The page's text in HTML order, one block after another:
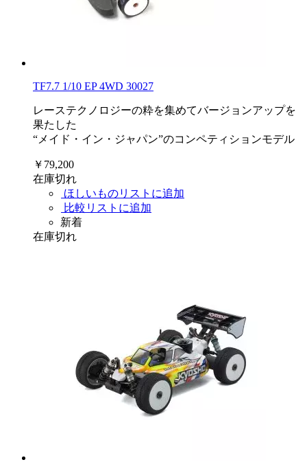
TF7.7 1/10 EP 4WD 30027
レーステクノロジーの粋を集めてバージョンアップを
果たした
“メイド・イン・ジャパン”のコンペティションモデル
￥79,200
在庫切れ
ほしいものリストに追加
比較リストに追加
新着
在庫切れ